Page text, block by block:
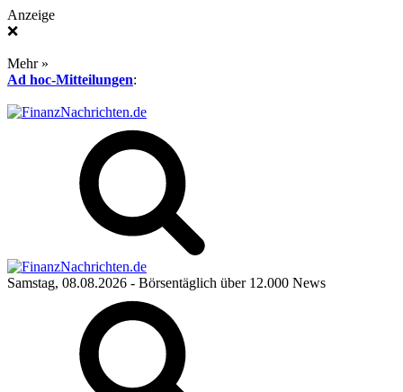
Anzeige
❌
Mehr »
Ad hoc-Mitteilungen:
Samstag, 08.08.2026 - Börsentäglich über 12.000 News